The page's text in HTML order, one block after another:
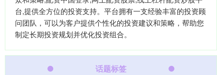
台,提供全方位的投资支持。平台拥有一支经验丰富的投资顾
问团队，可以为客户提供个性化的投资建议和策略，帮助您
制定长期投资规划并优化投资组合。
话题标签